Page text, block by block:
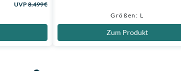
UVP8.499 €
Größen: L
Zum Produkt